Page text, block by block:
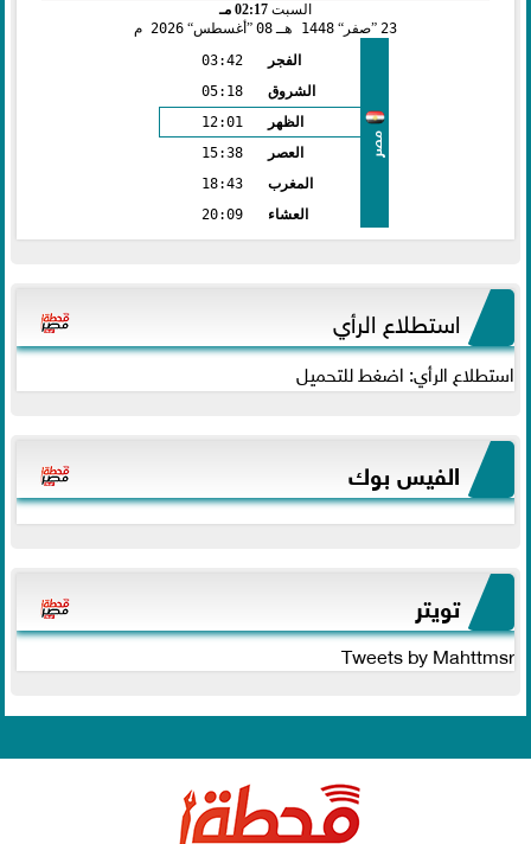
السبت 02:17 مـ
23 صفر 1448 هـ 08 أغسطس 2026 م
مصر
الفجر
03:42
الشروق
05:18
الظهر
12:01
العصر
15:38
المغرب
18:43
العشاء
20:09
استطلاع الرأي
استطلاع الرأي: اضغط للتحميل
الفيس بوك
تويتر
Tweets by Mahttmsr